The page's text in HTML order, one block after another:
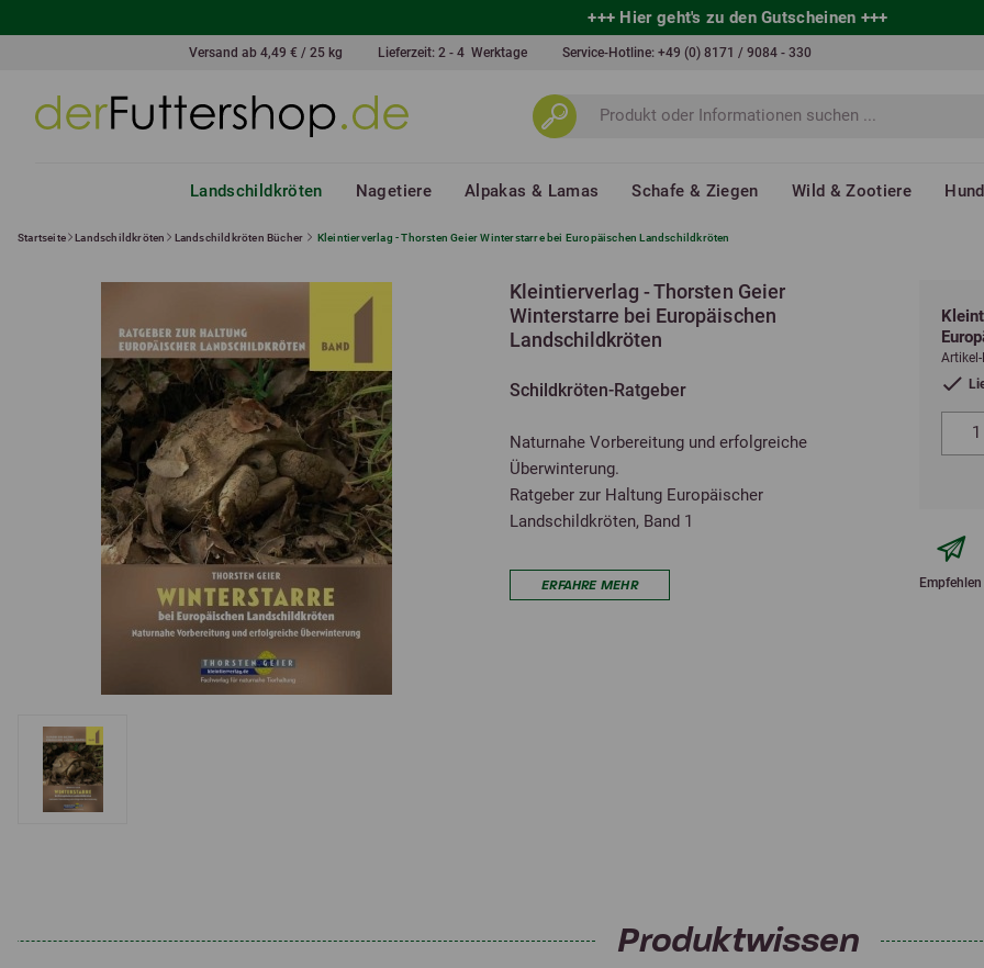
+++ Hier geht's zu den Gutscheinen +++
Versand ab 4,49 € / 25 kg Lieferzeit: 2 - 4 Werktage Service-Hotline: +49 (0) 8171 / 9084 - 330
Landschildkröten Nagetiere Alpakas & Lamas Schafe & Ziegen Wild & Zootiere
Startseite Landschildkröten Landschildkröten Bücher Kleintierverlag - Thorsten Geier Winterstarre bei Europäischen Landschildkröten
Kleintierverlag - Thorsten Geier
Winterstarre bei Europäischen
Landschildkröten
Schildkröten-Ratgeber
Naturnahe Vorbereitung und erfolgreiche
Überwinterung.
Ratgeber zur Haltung Europäischer
Landschildkröten, Band 1
ERFAHRE MEHR Empfehlen
Produktwissen